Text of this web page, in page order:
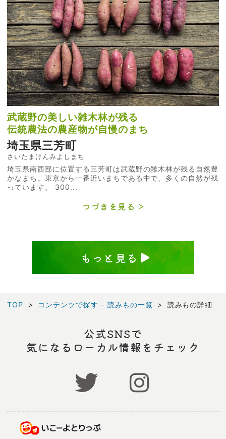
武蔵野の美しい雑木林が残る
伝統農法の農産物が自慢のまち
埼玉県三芳町
さいたまけんみよしまち
埼玉県南西部に位置する三芳町は武蔵野の雑木林が残る自然豊
かなまち。東京から一番近いまちである中で、多くの自然が残
っています。 300...
つづきを見る
もっと見る
TOP コンテンツで探す - 読みもの一覧 読みもの詳細
公式SNSで
気になるローカル情報をチェック